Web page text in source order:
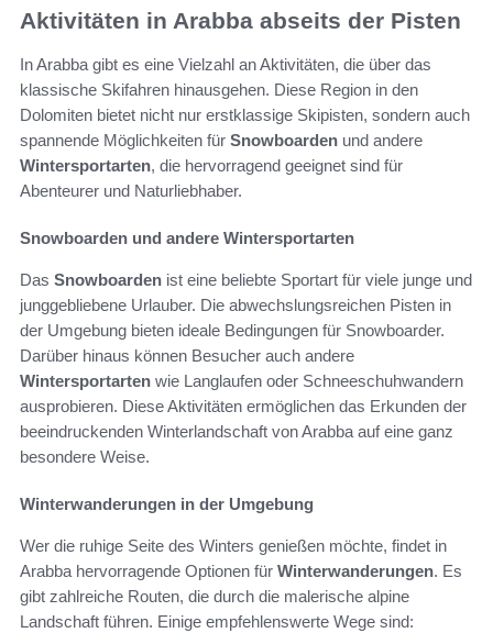
Aktivitäten in Arabba abseits der Pisten
In Arabba gibt es eine Vielzahl an Aktivitäten, die über das
klassische Skifahren hinausgehen. Diese Region in den
Dolomiten bietet nicht nur erstklassige Skipisten, sondern auch
spannende Möglichkeiten für Snowboarden und andere
Wintersportarten, die hervorragend geeignet sind für
Abenteurer und Naturliebhaber.
Snowboarden und andere Wintersportarten
Das Snowboarden ist eine beliebte Sportart für viele junge und
junggebliebene Urlauber. Die abwechslungsreichen Pisten in
der Umgebung bieten ideale Bedingungen für Snowboarder.
Darüber hinaus können Besucher auch andere
Wintersportarten wie Langlaufen oder Schneeschuhwandern
ausprobieren. Diese Aktivitäten ermöglichen das Erkunden der
beeindruckenden Winterlandschaft von Arabba auf eine ganz
besondere Weise.
Winterwanderungen in der Umgebung
Wer die ruhige Seite des Winters genießen möchte, findet in
Arabba hervorragende Optionen für Winterwanderungen. Es
gibt zahlreiche Routen, die durch die malerische alpine
Landschaft führen. Einige empfehlenswerte Wege sind: